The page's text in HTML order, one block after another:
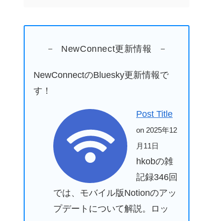
NewConnect更新情報
NewConnectのBluesky更新情報で
す！
Post Title
on 2025年12
月11日
hkobの雑
記録346回
では、モバイル版Notionのアッ
プデートについて解説。ロッ